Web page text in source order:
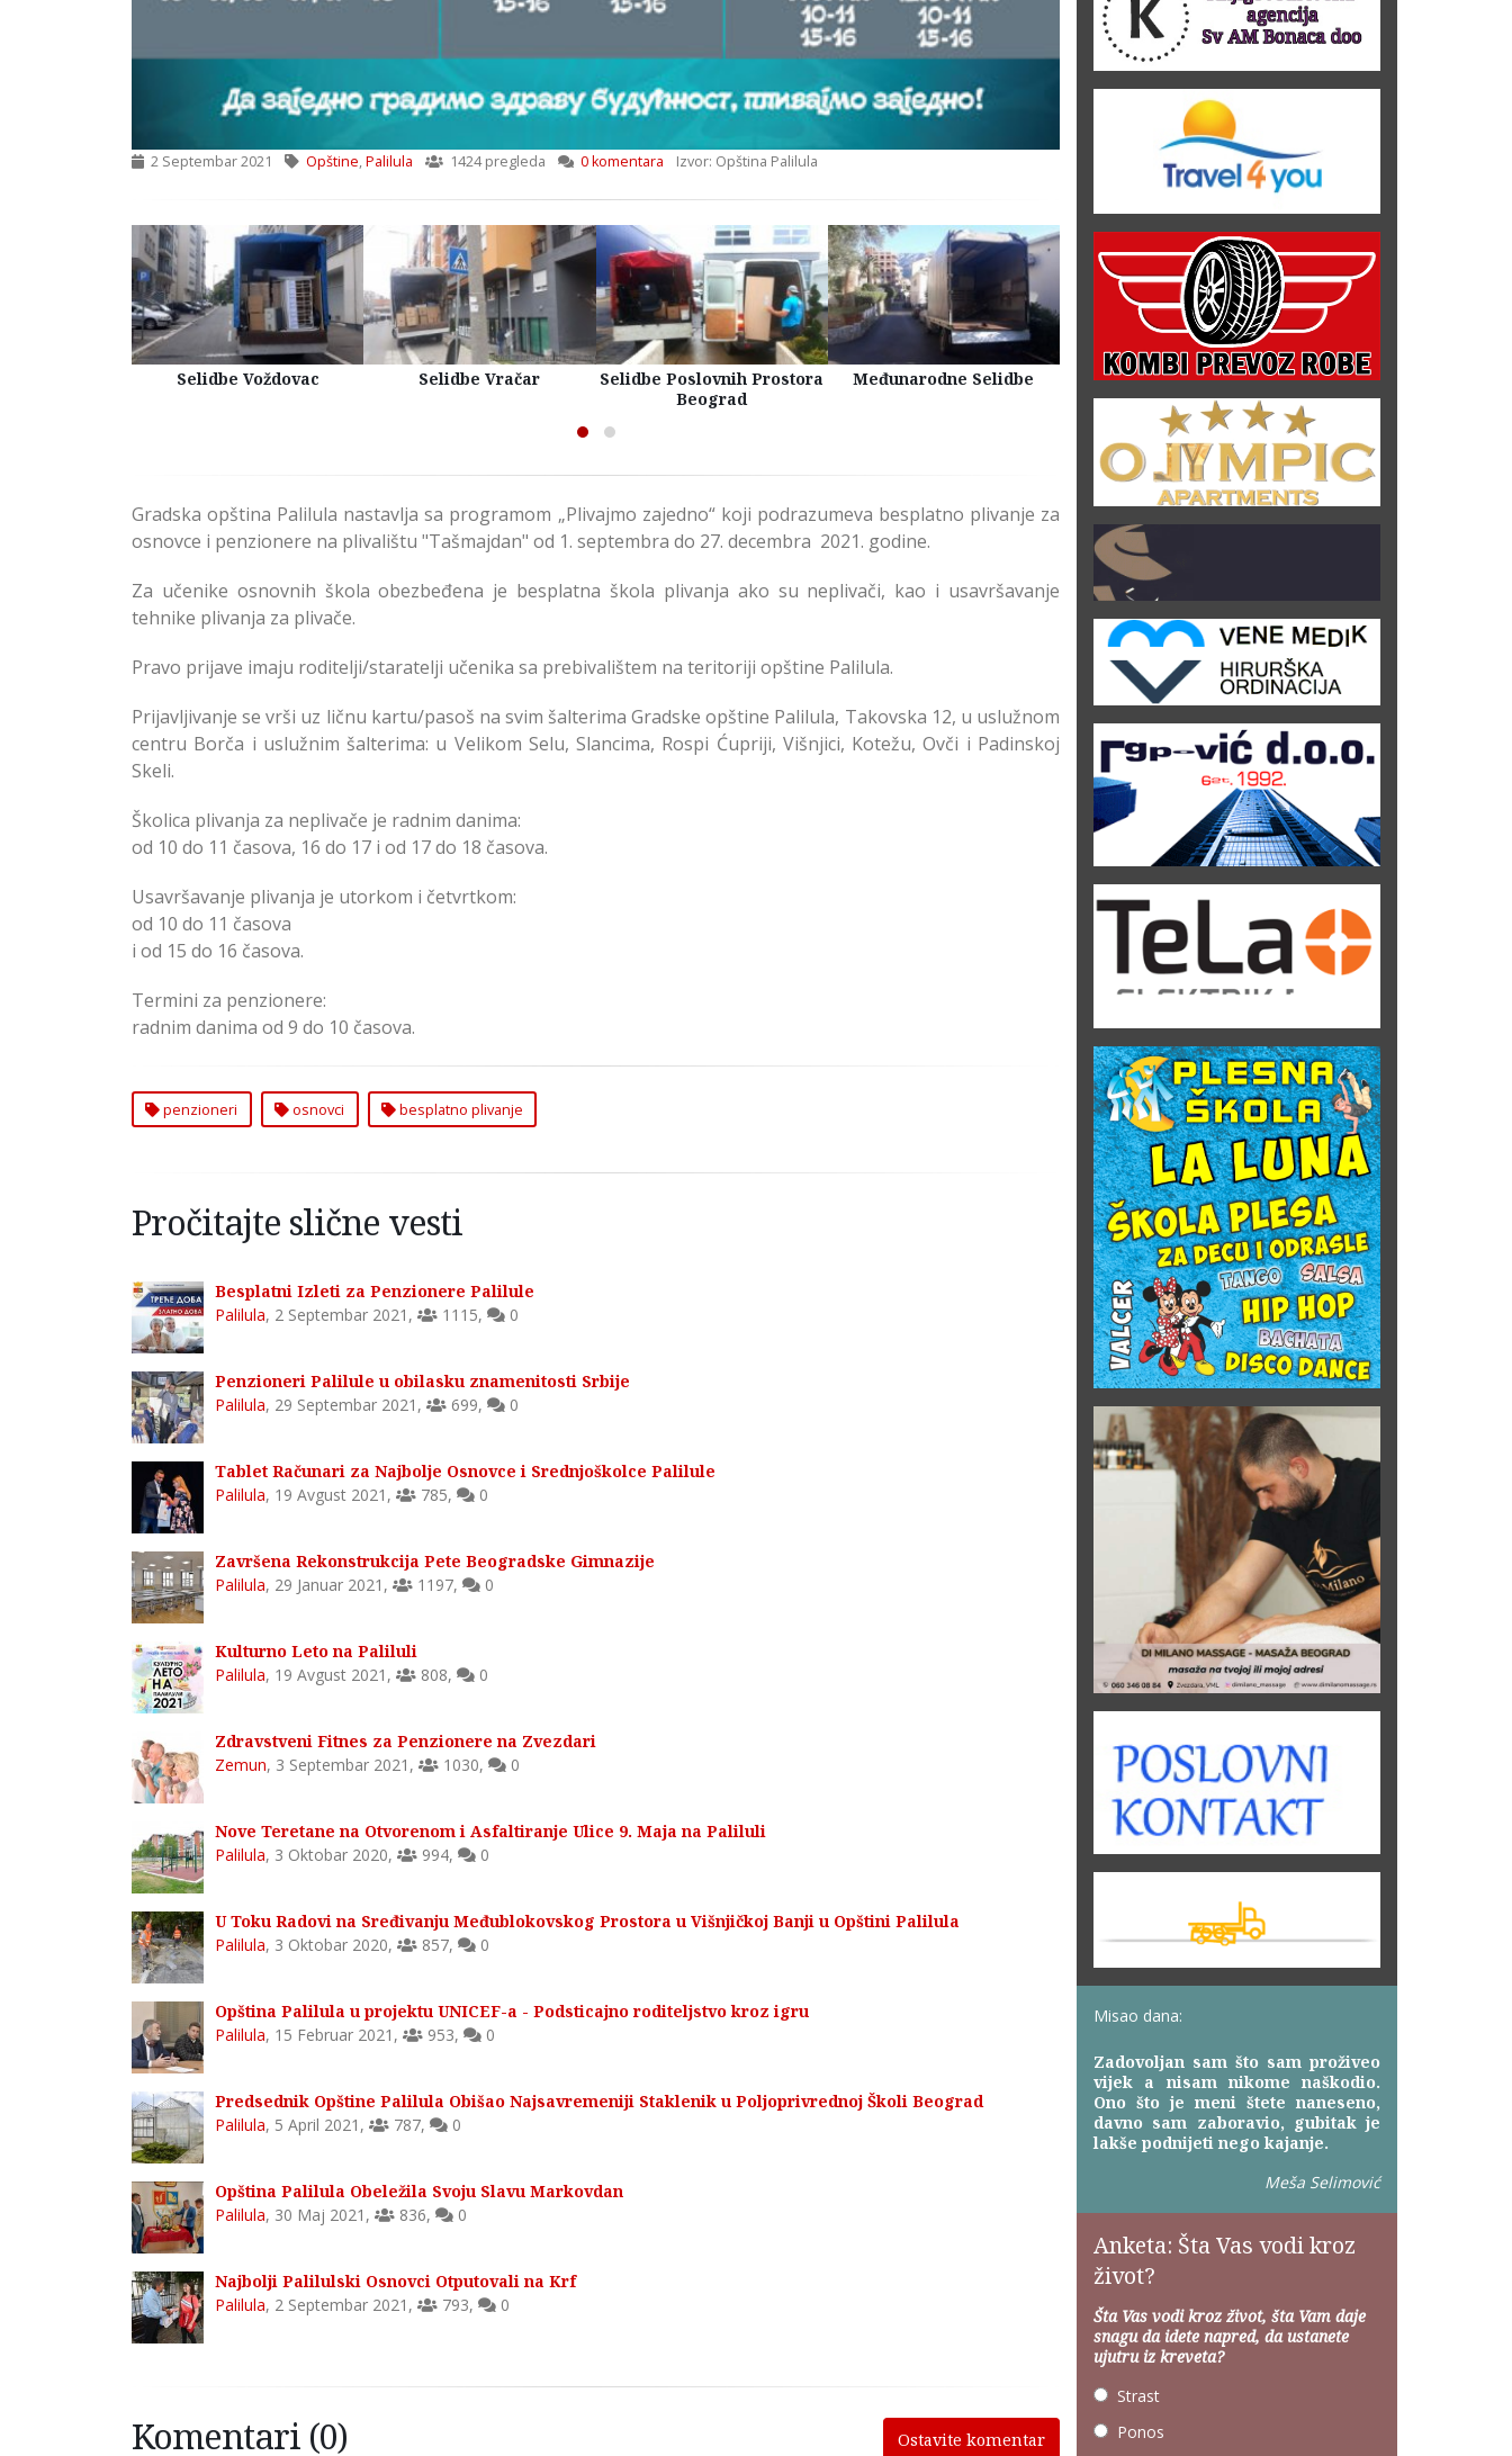
2 Septembar 2021 Opštine,Palilula 1424 pregleda 0 komentara Izvor: Opština Palilula
Selidbe Voždovac Selidbe Vračar
Selidbe Poslovnih Prostora
Beograd
Međunarodne Selidbe Selidbe Firme Beograd
Skladištenje Stvari
Magacin Lagerovanje
Gradska opština Palilula nastavlja sa programom „Plivajmo zajedno“ koji podrazumeva besplatno plivanje za
osnovce i penzionere na plivalištu "Tašmajdan" od 1. septembra do 27. decembra 2021. godine.
Za učenike osnovnih škola obezbeđena je besplatna škola plivanja ako su neplivači, kao i usavršavanje
tehnike plivanja za plivače.
Pravo prijave imaju roditelji/staratelji učenika sa prebivalištem na teritoriji opštine Palilula.
Prijavljivanje se vrši uz ličnu kartu/pasoš na svim šalterima Gradske opštine Palilula, Takovska 12, u uslužnom
centru Borča i uslužnim šalterima: u Velikom Selu, Slancima, Rospi Ćupriji, Višnjici, Kotežu, Ovči i Padinskoj
Skeli.
Školica plivanja za neplivače je radnim danima:
od 10 do 11 časova, 16 do 17 i od 17 do 18 časova.
Usavršavanje plivanja je utorkom i četvrtkom:
od 10 do 11 časova
i od 15 do 16 časova.
Termini za penzionere:
radnim danima od 9 do 10 časova.
penzioneri osnovci besplatno plivanje
Pročitajte slične vesti
Besplatni Izleti za Penzionere Palilule
Palilula, 2 Septembar 2021 , 1115, 0
Penzioneri Palilule u obilasku znamenitosti Srbije
Palilula, 29 Septembar 2021 , 699, 0
Tablet Računari za Najbolje Osnovce i Srednjoškolce Palilule
Palilula, 19 Avgust 2021 , 785, 0
Završena Rekonstrukcija Pete Beogradske Gimnazije
Palilula, 29 Januar 2021 , 1197, 0
Kulturno Leto na Paliluli
Palilula, 19 Avgust 2021 , 808, 0
Zdravstveni Fitnes za Penzionere na Zvezdari
Zemun, 3 Septembar 2021 , 1030, 0
Nove Teretane na Otvorenom i Asfaltiranje Ulice 9. Maja na Paliluli
Palilula, 3 Oktobar 2020, 994, 0
U Toku Radovi na Sređivanju Međublokovskog Prostora u Višnjičkoj Banji u Opštini Palilula
Palilula, 3 Oktobar 2020, 857, 0
Opština Palilula u projektu UNICEF-a - Podsticajno roditeljstvo kroz igru
Palilula, 15 Februar 2021 , 953, 0
Predsednik Opštine Palilula Obišao Najsavremeniji Staklenik u Poljoprivrednoj Školi Beograd
Palilula, 5 April 2021 , 787, 0
Opština Palilula Obeležila Svoju Slavu Markovdan
Palilula, 30 Maj 2021 , 836, 0
Najbolji Palilulski Osnovci Otputovali na Krf
Palilula, 2 Septembar 2021 , 793, 0
Komentari (0) Ostavite komentar
Misao dana:
Zadovoljan sam što sam proživeo
vijek a nisam nikome naškodio.
Ono što je meni štete naneseno,
davno sam zaboravio, gubitak je
lakše podnijeti nego kajanje.
Meša Selimović
Anketa: Šta Vas vodi kroz
život?
Šta Vas vodi kroz život, šta Vam daje
snagu da idete napred, da ustanete
ujutru iz kreveta?
Strast
Ponos